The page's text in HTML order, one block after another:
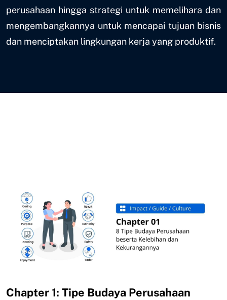
perusahaan hingga strategi untuk memelihara dan
mengembangkannya untuk mencapai tujuan bisnis
dan menciptakan lingkungan kerja yang produktif.
Chapter 1: Tipe Budaya Perusahaan